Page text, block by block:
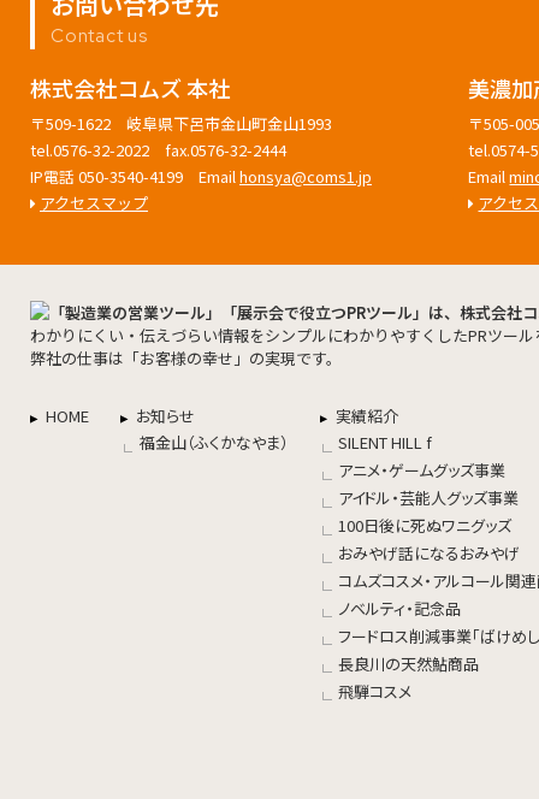
Contact us
株式会社コムズ 本社
〒509-1622 岐阜県下呂市金山町金山1993
tel.0576-32-2022 fax.0576-32-2444
IP電話 050-3540-4199 Emailhonsya@coms1.jp
アクセスマップ
美濃
〒505-
tel.0574-
Email
アクセ
わかりにくい・伝えづらい情報をシンプルにわかりやすくしたPRツー
弊社の仕事は「お客様の幸せ」の実現です。
HOME
お知らせ
福金山（ふくかなやま）
実績紹介
SILENT HILL f
アニメ・ゲームグッズ事業
アイドル・芸能人グッズ事業
100日後に死ぬワニグッズ
おみやげ話になるおみやげ
コムズコスメ・アルコール関
ノベルティ・記念品
フードロス削減事業「ばけめし
長良川の天然鮎商品
飛騨コスメ